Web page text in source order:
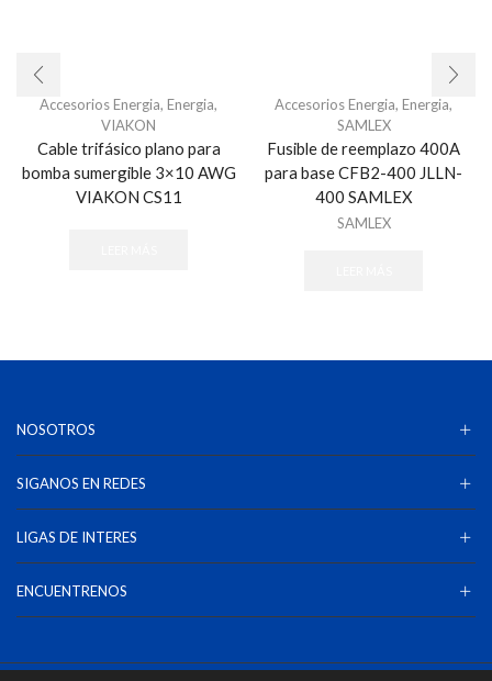
Accesorios Energia, Energia,
VIAKON
Cable trifásico plano para
bomba sumergible 3×10 AWG
VIAKON CS11
Accesorios Energia, Energia,
SAMLEX
Fusible de reemplazo 400A
para base CFB2-400 JLLN-
400 SAMLEX
SAMLEX
NOSOTROS
SIGANOS EN REDES
LIGAS DE INTERES
ENCUENTRENOS